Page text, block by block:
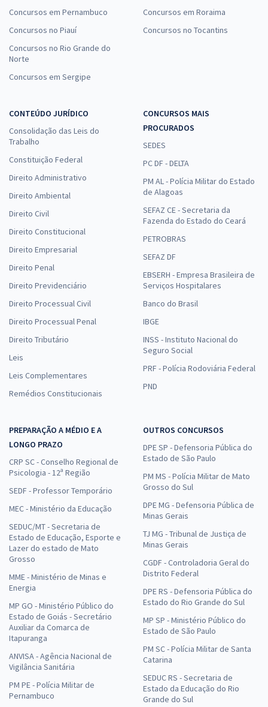
Concursos em Pernambuco
Concursos no Piauí
Concursos no Rio Grande do
Norte
Concursos em Sergipe
Concursos em Roraima
Concursos no Tocantins
CONTEÚDO JURÍDICO
Consolidação das Leis do
Trabalho
Constituição Federal
Direito Administrativo
Direito Ambiental
Direito Civil
Direito Constitucional
Direito Empresarial
Direito Penal
Direito Previdenciário
Direito Processual Civil
Direito Processual Penal
Direito Tributário
Leis
Leis Complementares
Remédios Constitucionais
CONCURSOS MAIS
PROCURADOS
SEDES
PC DF - DELTA
PM AL - Polícia Militar do Estado
de Alagoas
SEFAZ CE - Secretaria da
Fazenda do Estado do Ceará
PETROBRAS
SEFAZ DF
EBSERH - Empresa Brasileira de
Serviços Hospitalares
Banco do Brasil
IBGE
INSS - Instituto Nacional do
Seguro Social
PRF - Polícia Rodoviária Federal
PND
PREPARAÇÃO A MÉDIO E A
LONGO PRAZO
CRP SC - Conselho Regional de
Psicologia - 12ª Região
SEDF - Professor Temporário
MEC - Ministério da Educação
SEDUC/MT - Secretaria de
Estado de Educação, Esporte e
Lazer do estado de Mato
Grosso
MME - Ministério de Minas e
Energia
MP GO - Ministério Público do
Estado de Goiás - Secretário
Auxiliar da Comarca de
Itapuranga
ANVISA - Agência Nacional de
Vigilância Sanitária
PM PE - Polícia Militar de
Pernambuco
OUTROS CONCURSOS
DPE SP - Defensoria Pública do
Estado de São Paulo
PM MS - Polícia Militar de Mato
Grosso do Sul
DPE MG - Defensoria Pública de
Minas Gerais
TJ MG - Tribunal de Justiça de
Minas Gerais
CGDF - Controladoria Geral do
Distrito Federal
DPE RS - Defensoria Pública do
Estado do Rio Grande do Sul
MP SP - Ministério Público do
Estado de São Paulo
PM SC - Polícia Militar de Santa
Catarina
SEDUC RS - Secretaria de
Estado da Educação do Rio
Grande do Sul